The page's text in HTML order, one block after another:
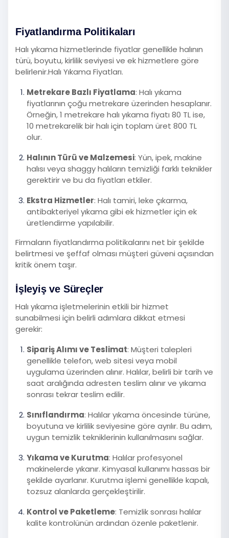
Fiyatlandırma Politikaları
Halı yıkama hizmetlerinde fiyatlar genellikle halının
türü, boyutu, kirlilik seviyesi ve ek hizmetlere göre
belirlenir.Halı Yıkama Fiyatları.
Metrekare Bazlı Fiyatlama: Halı yıkama
fiyatlarının çoğu metrekare üzerinden hesaplanır.
Örneğin, 1 metrekare halı yıkama fiyatı 80 TL ise,
10 metrekarelik bir halı için toplam üret 800 TL
olur.
Halının Türü ve Malzemesi: Yün, ipek, makine
halısı veya shaggy halıların temizliği farklı teknikler
gerektirir ve bu da fiyatları etkiler.
Ekstra Hizmetler: Halı tamiri, leke çıkarma,
antibakteriyel yıkama gibi ek hizmetler için ek
üretlendirme yapılabilir.
Firmaların fiyatlandırma politikalarını net bir şekilde
belirtmesi ve şeffaf olması müşteri güveni açısından
kritik önem taşır.
İşleyiş ve Süreçler
Halı yıkama işletmelerinin etkili bir hizmet
sunabilmesi için belirli adımlara dikkat etmesi
gerekir:
Sipariş Alımı ve Teslimat: Müşteri talepleri
genellikle telefon, web sitesi veya mobil
uygulama üzerinden alınır. Halılar, belirli bir tarih ve
saat aralığında adresten teslim alınır ve yıkama
sonrası tekrar teslim edilir.
Sınıflandırma: Halılar yıkama öncesinde türüne,
boyutuna ve kirlilik seviyesine göre ayrılır. Bu adım,
uygun temizlik tekniklerinin kullanılmasını sağlar.
Yıkama ve Kurutma: Halılar profesyonel
makinelerde yıkanır. Kimyasal kullanımı hassas bir
şekilde ayarlanır. Kurutma işlemi genellikle kapalı,
tozsuz alanlarda gerçekleştirilir.
Kontrol ve Paketleme: Temizlik sonrası halılar
kalite kontrolünün ardından özenle paketlenir.